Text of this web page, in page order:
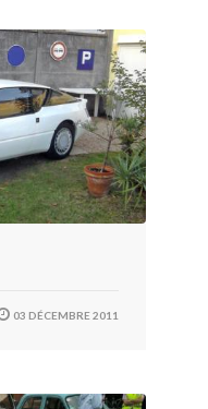
03 DÉCEMBRE 2011